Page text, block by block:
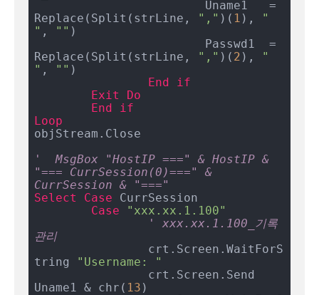
Replace(Split(strLine,
"," )( 1 ),
"
" , "" )
Replace(Split(strLine,
"," )( 2 ),
"
" , "" )
End
if
Exit
Do
End
if
Loop
objStream.Close
'  MsgBox "HostIP ===" & HostIP &
"=== CurrSession(0)===" &
CurrSession & "==="
Select
Case CurrSession
Case
"xxx.xx.1.100"
' xxx.xx.1.100_기록
관리
tring
"Username: "
Uname1 & chr( 13 )